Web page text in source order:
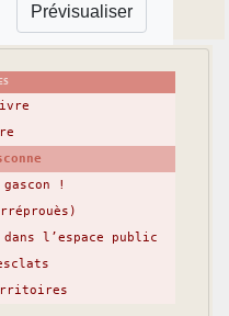
gascon !
l’espace public